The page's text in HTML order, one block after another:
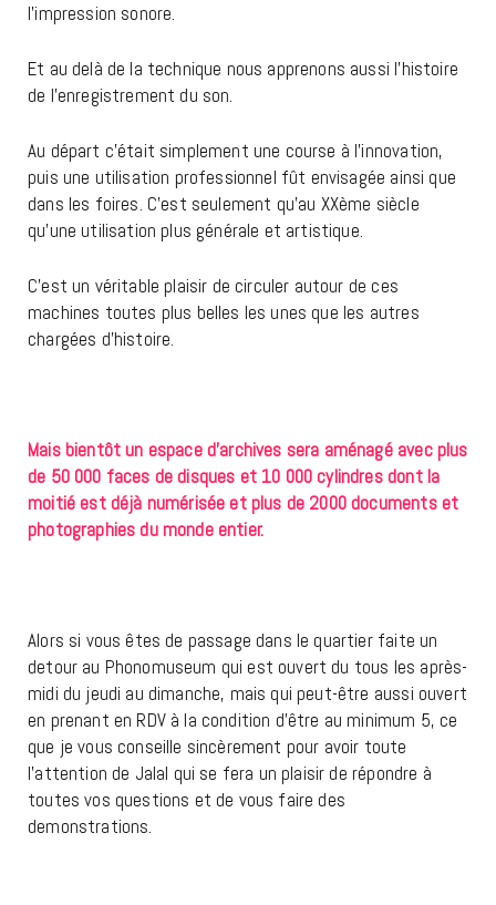
l’impression sonore.
Et au delà de la technique nous apprenons aussi l’histoire
de l’enregistrement du son.
Au départ c’était simplement une course à l’innovation,
puis une utilisation professionnel fût envisagée ainsi que
dans les foires. C’est seulement qu’au XXème siècle
qu’une utilisation plus générale et artistique.
C’est un véritable plaisir de circuler autour de ces
machines toutes plus belles les unes que les autres
chargées d’histoire.
Mais bientôt un espace d’archives sera aménagé avec plus
de 50 000 faces de disques et 10 000 cylindres dont la
moitié est déjà numérisée et plus de 2000 documents et
photographies du monde entier.
Alors si vous êtes de passage dans le quartier faite un
detour au Phonomuseum qui est ouvert du tous les après-
midi du jeudi au dimanche, mais qui peut-être aussi ouvert
en prenant en RDV à la condition d’être au minimum 5, ce
que je vous conseille sincèrement pour avoir toute
l’attention de Jalal qui se fera un plaisir de répondre à
toutes vos questions et de vous faire des
demonstrations.